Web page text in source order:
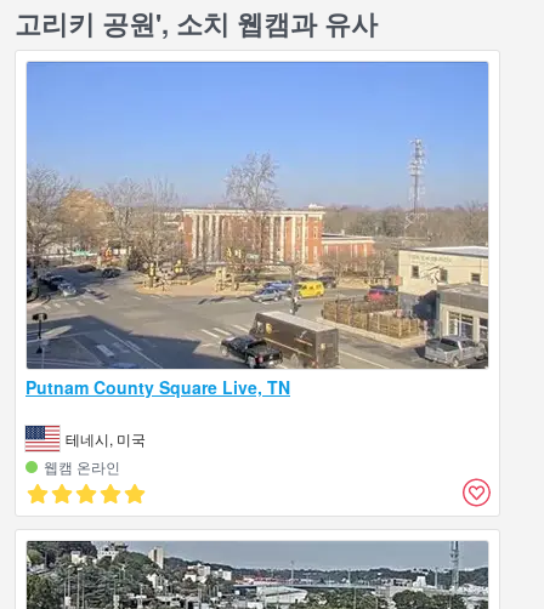
고리키 공원', 소치 웹캠과 유사
Putnam County Square Live, TN
테네시, 미국
웹캠 온라인